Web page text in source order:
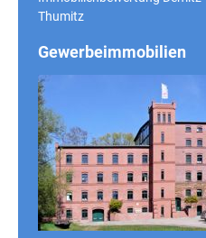
Thumitz
Gewerbeimmobilien